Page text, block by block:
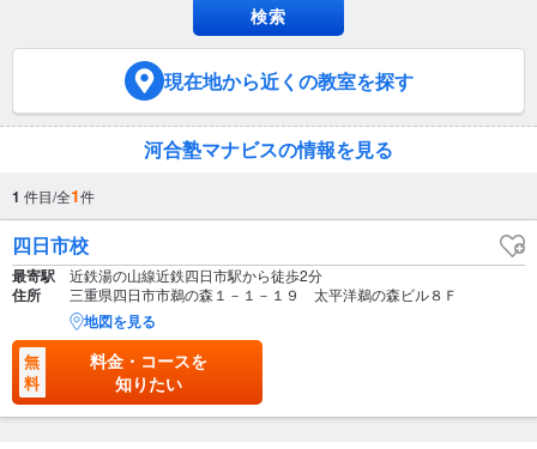
現在地から近くの教室を探す
河合塾マナビスの情報を見る
1 件目/全1件
四日市校
最寄駅 近鉄湯の山線近鉄四日市駅から徒歩2分
住所 三重県四日市市鵜の森１－１－１９ 太平洋鵜の森ビル８Ｆ
地図を見る
無
料
料金・コースを
知りたい